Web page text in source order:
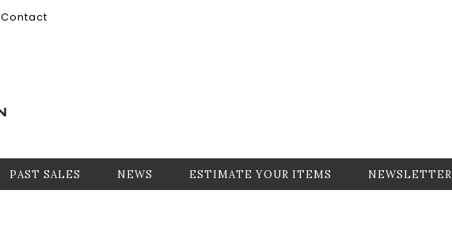
Contact
PAST SALES NEWS ESTIMATE YOUR ITEMS NEWSLETTER